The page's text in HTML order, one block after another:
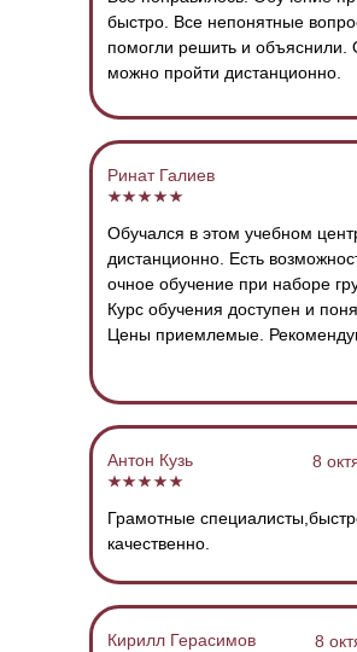
Кирилл Герасимов 8
быстро. Все непонятные
помогли решить и объяснили.
можно пройти дистанционно.
​Ринат Галиев
Обучался в этом учебном
дистанционно. Есть
очное обучение при наборе
Курс обучения доступен и
Цены приемлемые.
​Антон Кузь 8
Грамотные
качественно